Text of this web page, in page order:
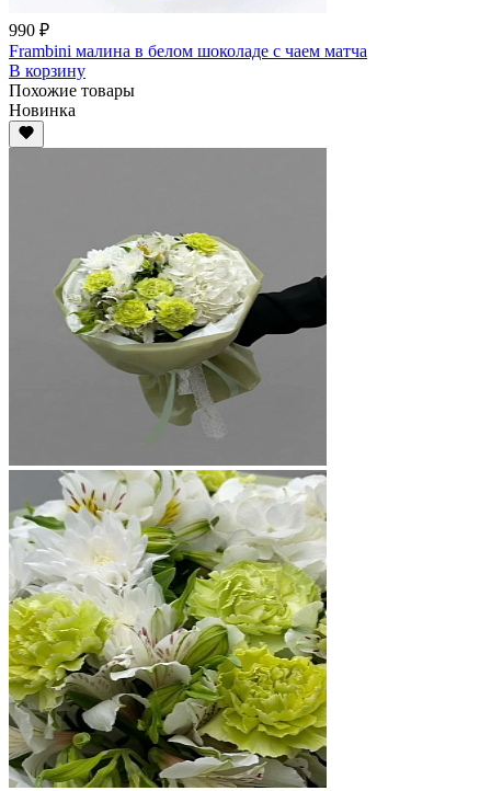
990 ₽
Frambini малина в белом шоколаде с чаем матча
В корзину
Похожие товары
Новинка